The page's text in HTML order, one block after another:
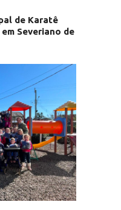
de Karatê
Severiano de